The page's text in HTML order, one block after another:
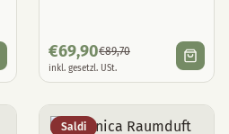
€69,90€89,70
inkl. gesetzl. USt.
Saldi